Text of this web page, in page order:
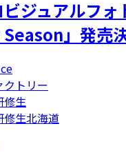
ビジュアルフ
」発売
トリー
修生
修生北海道